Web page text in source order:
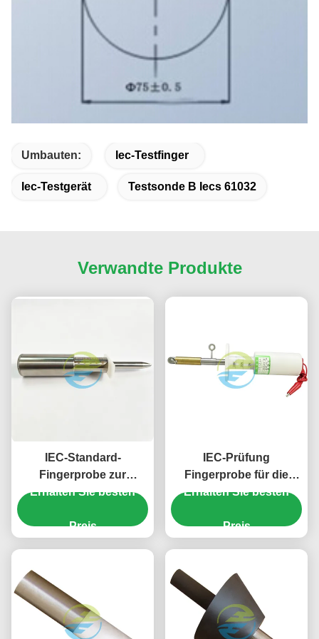
Umbauten: Iec-Testfinger
Iec-Testgerät Testsonde B Iecs 61032
Verwandte Produkte
IEC-Standard-
Fingerprobe zur
Prüfung der
Festigkeit und des
Teilen ̇ 50N-Fingerprobe
Erhalten Sie besten
Preis
IEC-Prüfung
Fingerprobe für die
mechanische Festigkeit
Haushaltsgeräten
Erhalten Sie besten
Preis